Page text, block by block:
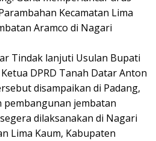
Kecamatan Lima
Aramco di Nagari
Tindak lanjuti Usulan Bupati
DPRD Tanah Datar Anton
disampaikan di Padang,
pembangunan jembatan
dilaksanakan di Nagari
Lima Kaum, Kabupaten